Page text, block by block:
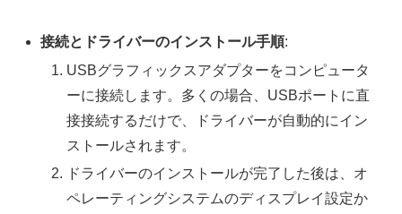
接続とドライバーのインストール手順:
USBグラフィックスアダプターをコンピュータ
ーに接続します。多くの場合、USBポートに直
接接続するだけで、ドライバーが自動的にイン
ストールされます。
ドライバーのインストールが完了した後は、オ
ペレーティングシステムのディスプレイ設定か